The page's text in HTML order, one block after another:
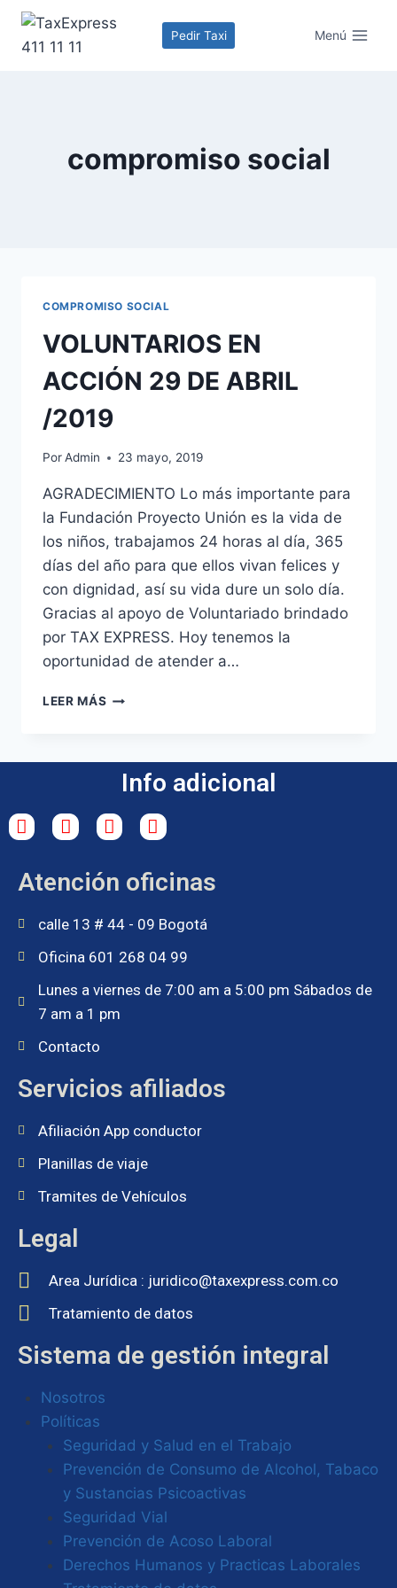
Pedir Taxi Menú
compromiso social
COMPROMISO SOCIAL
VOLUNTARIOS EN
ACCIÓN 29 DE ABRIL
/2019
PorAdmin 23 mayo, 2019
AGRADECIMIENTO Lo más importante para
la Fundación Proyecto Unión es la vida de
los niños, trabajamos 24 horas al día, 365
días del año para que ellos vivan felices y
con dignidad, así su vida dure un solo día.
Gracias al apoyo de Voluntariado brindado
por TAX EXPRESS. Hoy tenemos la
oportunidad de atender a…
LEER MÁS
Info adicional
Atención oficinas
calle 13 # 44 - 09 Bogotá
Oficina 601 268 04 99
Lunes a viernes de 7:00 am a 5:00 pm Sábados de
7 am a 1 pm
Contacto
Servicios afiliados
Afiliación App conductor
Planillas de viaje
Tramites de Vehículos
Legal
Area Jurídica : juridico@taxexpress.com.co
Tratamiento de datos
Sistema de gestión integral
Nosotros
Políticas
Seguridad y Salud en el Trabajo
Prevención de Consumo de Alcohol, Tabaco
y Sustancias Psicoactivas
Seguridad Vial
Prevención de Acoso Laboral
Derechos Humanos y Practicas Laborales